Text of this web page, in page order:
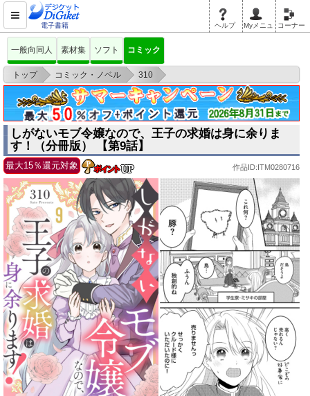
電子書籍 ヘルプ Myメニュ コーナー
一般向同人 素材集 ソフト コミック
トップ > コミック・ノベル > 310
>
しがないモブ令嬢なので、王子の求婚は身に余ります！（分冊版） 【第9
話】
しがないモブ令嬢なので、王子の求婚は身に余りま
す！（分冊版） 【第9話】
最大15％還元対象 作品ID:ITM0280716